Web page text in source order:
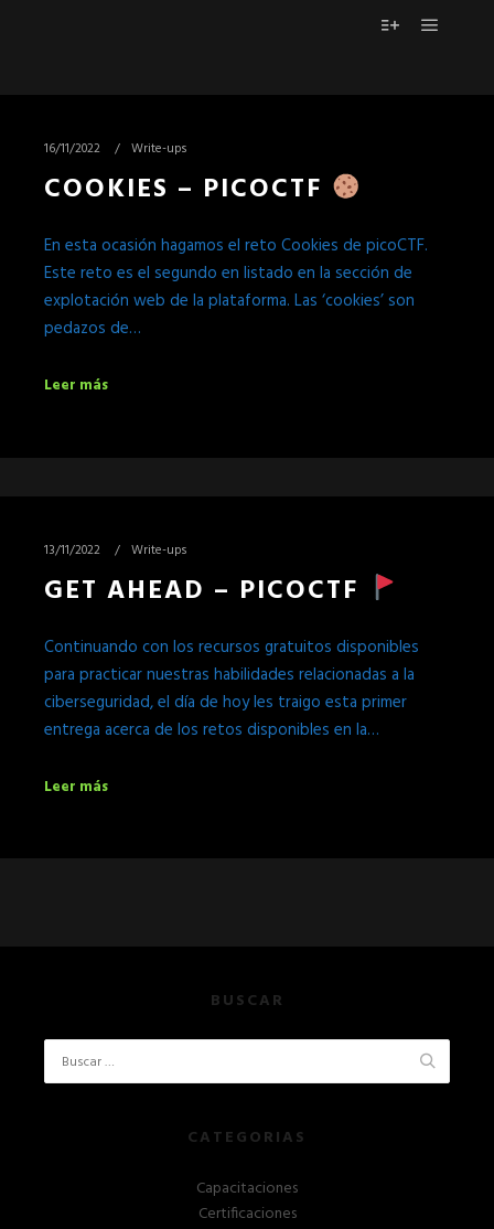
16/11/2022 Write-ups
COOKIES – PICOCTF
En esta ocasión hagamos el reto Cookies de picoCTF.
Este reto es el segundo en listado en la sección de
explotación web de la plataforma. Las ‘cookies’ son
pedazos de…
Leer más
13/11/2022 Write-ups
GET AHEAD – PICOCTF
Continuando con los recursos gratuitos disponibles
para practicar nuestras habilidades relacionadas a la
ciberseguridad, el día de hoy les traigo esta primer
entrega acerca de los retos disponibles en la…
Leer más
BUSCAR
CATEGORIAS
Capacitaciones
Certificaciones